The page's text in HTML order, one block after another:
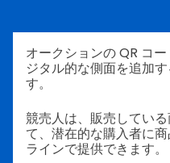
オークションの QR コ
ジタル的な側面を追加
す。
競売人は、販売してい
て、潜在的な購入者に
ラインで提供できます。